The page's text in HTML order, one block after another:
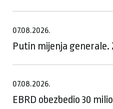
07.08.2026.
Putin mijenja generale.
07.08.2026.
EBRD obezbedio 30